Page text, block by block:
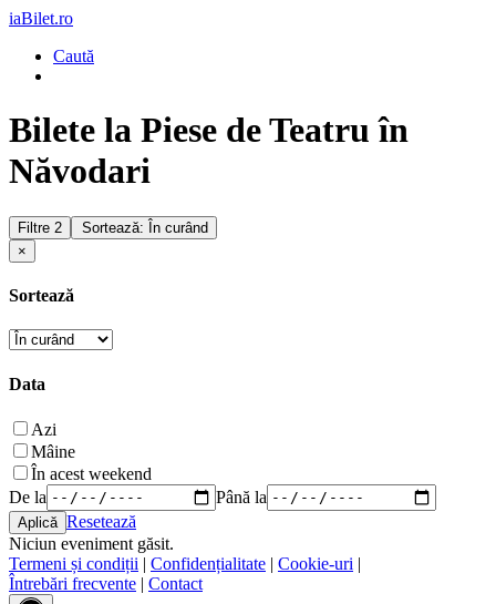
iaBilet.ro
Caută
Bilete la Piese de Teatru în
Năvodari
Filtre 2
Sortează: În curând
×
Sortează
Data
Azi
Mâine
În acest weekend
De la
Până la
Resetează
Niciun eveniment găsit.
Termeni și condiții | Confidențialitate | Cookie-uri |
Întrebări frecvente | Contact